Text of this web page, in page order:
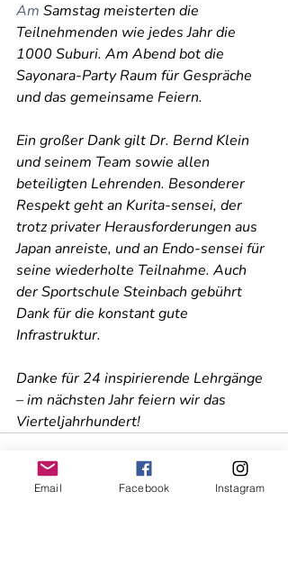
Am Samstag meisterten die
Teilnehmenden wie jedes Jahr die
1000 Suburi. Am Abend bot die
Sayonara-Party Raum für Gespräche
und das gemeinsame Feiern.
Ein großer Dank gilt Dr. Bernd Klein
und seinem Team sowie allen
beteiligten Lehrenden. Besonderer
Respekt geht an Kurita-sensei, der
trotz privater Herausforderungen aus
Japan anreiste, und an Endo-sensei für
seine wiederholte Teilnahme. Auch
der Sportschule Steinbach gebührt
Dank für die konstant gute
Infrastruktur.
Danke für 24 inspirierende Lehrgänge
– im nächsten Jahr feiern wir das
Vierteljahrhundert!
Email Facebook Instagram